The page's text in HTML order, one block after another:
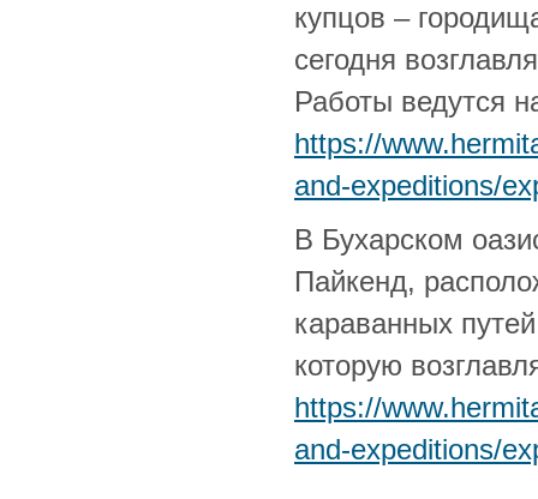
купцов –
сегодня
Работы ведутся
https://
and-expeditions/
В Бухарском
Пайкенд,
караванных
которую
https://
and-expeditions/